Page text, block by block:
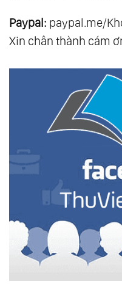
Paypal: paypal.me/
Xin chân thành cám